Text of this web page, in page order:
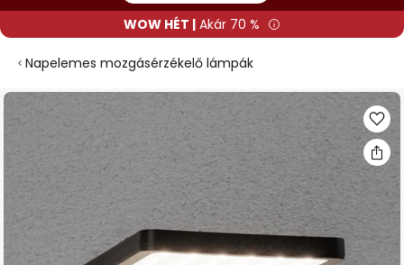
WOW HÉT | Akár 70 %
Napelemes mozgásérzékelő lámpák
Ugrás
a
képgaléria
végére